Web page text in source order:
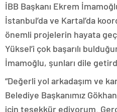
İBB Başkanı Ekrem
İstanbul’da ve Kartal’da
önemli projelerin hayata
Yüksel’i çok başarılı
İmamoğlu, şunları dile
“Değerli yol arkadaşım ve
Belediye Başkanımız
için teşekkür ediyorum.